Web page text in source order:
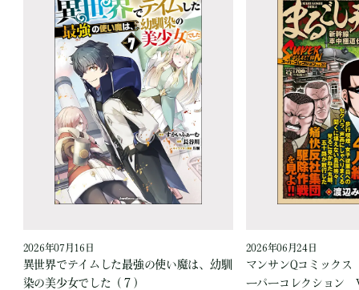
2026年07月16日
異世界でテイムした最強の使い魔は、幼馴
染の美少女でした（７）
2026年06月24日
マンサンQコミック
ーパーコレクション